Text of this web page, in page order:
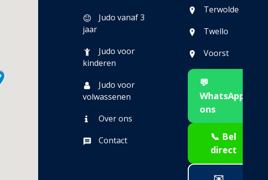
Judo vanaf 3
jaar
Judo voor
kinderen
Judo voor
volwassenen
Over ons
Contact
Terwolde
Twello
Voorst
💬
WhatsApp
ons
📞 Bel
direct